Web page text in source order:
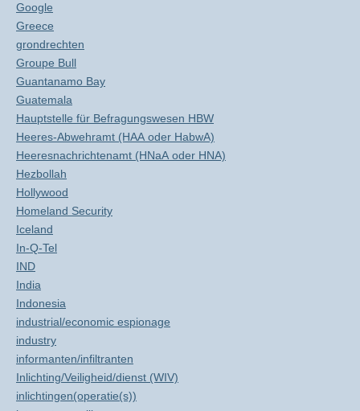
Google
Greece
grondrechten
Groupe Bull
Guantanamo Bay
Guatemala
Hauptstelle für Befragungswesen HBW
Heeres-Abwehramt (HAA oder HabwA)
Heeresnachrichtenamt (HNaA oder HNA)
Hezbollah
Hollywood
Homeland Security
Iceland
In-Q-Tel
IND
India
Indonesia
industrial/economic espionage
industry
informanten/infiltranten
Inlichting/Veiligheid/dienst (WIV)
inlichtingen(operatie(s))